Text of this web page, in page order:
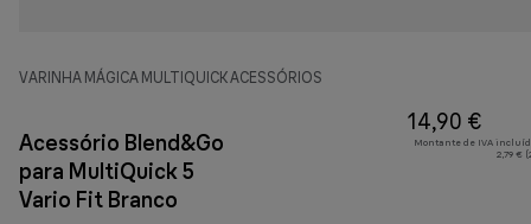
VARINHA MÁGICA MULTIQUICK ACESSÓRIOS
Acessório Blend&Go
para MultiQuick 5
Vario Fit Branco
14,90 €
Montante de IVA
2,79 €